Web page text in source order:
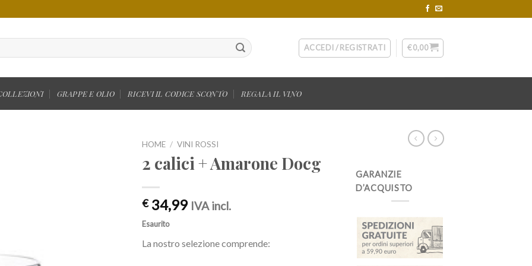
ACCEDI / REGISTRATI €0,00
GRAPPE E OLIO RICEVI IL CODICE SCONTO REGALA IL VINO
HOME / VINI ROSSI
2 calici + Amarone Docg
€34,99 IVA incl.
Esaurito
La nostro selezione comprende:
GARANZIE
D’ACQUISTO